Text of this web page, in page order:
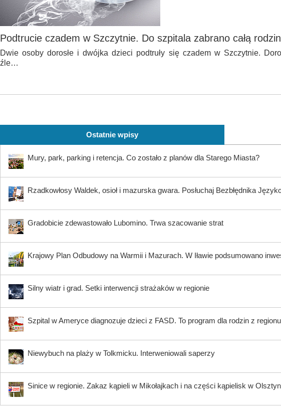
Podtrucie czadem w Szczytnie. Do szpitala zabrano całą
Dwie osoby dorosłe i dwójka dzieci podtruły się czadem w Szczytnie.
źle…
Ostatnie wpisy
Mury, park, parking i retencja. Co zostało z planów dla Starego Miasta?
Rzadkowłosy Waldek, osioł i mazurska gwara. Posłuchaj Bezbłędnika
Gradobicie zdewastowało Lubomino. Trwa szacowanie strat
Krajowy Plan Odbudowy na Warmii i Mazurach. W Iławie podsumowano
Silny wiatr i grad. Setki interwencji strażaków w regionie
Szpital w Ameryce diagnozuje dzieci z FASD. To program dla rodzin z regionu
Niewybuch na plaży w Tolkmicku. Interweniowali saperzy
Sinice w regionie. Zakaz kąpieli w Mikołajkach i na części kąpielisk w